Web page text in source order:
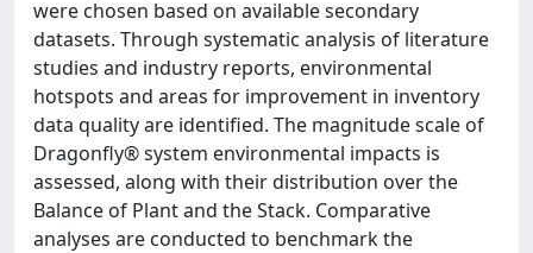
were chosen based on available secondary
datasets. Through systematic analysis of literature
studies and industry reports, environmental
hotspots and areas for improvement in inventory
data quality are identified. The magnitude scale of
Dragonfly® system environmental impacts is
assessed, along with their distribution over the
Balance of Plant and the Stack. Comparative
analyses are conducted to benchmark the